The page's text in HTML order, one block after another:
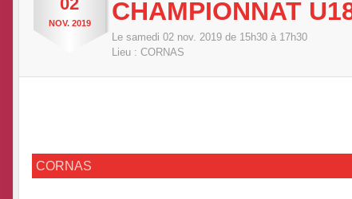
NOV. 2019 CHAMPIONNAT
Le samedi 02 nov. 2019 de 15h30 à 17h30
Lieu : CORNAS
CORNAS